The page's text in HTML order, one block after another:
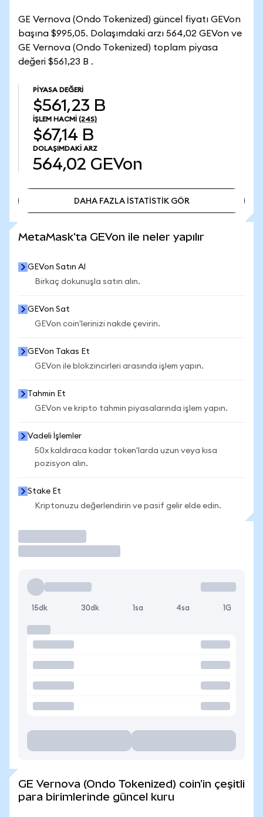
GE Vernova (Ondo Tokenized) güncel fiyatı GEVon
başına $995,05. Dolaşımdaki arzı 564,02 GEVon ve
GE Vernova (Ondo Tokenized) toplam piyasa
değeri $561,23 B .
PIYASA DEĞERI
$561,23 B
İŞLEM HACMI (24S)
$67,14 B
DOLAŞIMDAKI ARZ
564,02 GEVon
DAHA FAZLA İSTATİSTİK GÖR
MetaMask'ta GEVon ile neler yapılır
GEVon Satın Al
Birkaç dokunuşla satın alın.
GEVon Sat
GEVon coin'lerinizi nakde çevirin.
GEVon Takas Et
GEVon ile blokzincirleri arasında işlem yapın.
Tahmin Et
GEVon ve kripto tahmin piyasalarında işlem yapın.
Vadeli İşlemler
50x kaldıraca kadar token'larda uzun veya kısa
pozisyon alın.
Stake Et
Kriptonuzu değerlendirin ve pasif gelir elde edin.
15dk 30dk 1sa 4sa 1G
GE Vernova (Ondo Tokenized) coin'in çeşitli
para birimlerinde güncel kuru